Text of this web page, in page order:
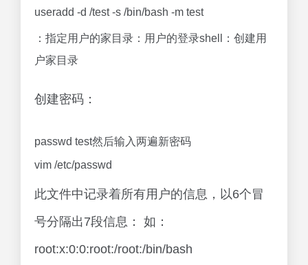
useradd -d /test -s /bin/bash -m test
：指定用户的家目录：用户的登录shell：创建用
户家目录
创建密码：
passwd test然后输入两遍新密码
vim /etc/passwd
此文件中记录着所有用户的信息，以6个冒
号分隔出7段信息： 如：
root:x:0:0:root:/root:/bin/bash